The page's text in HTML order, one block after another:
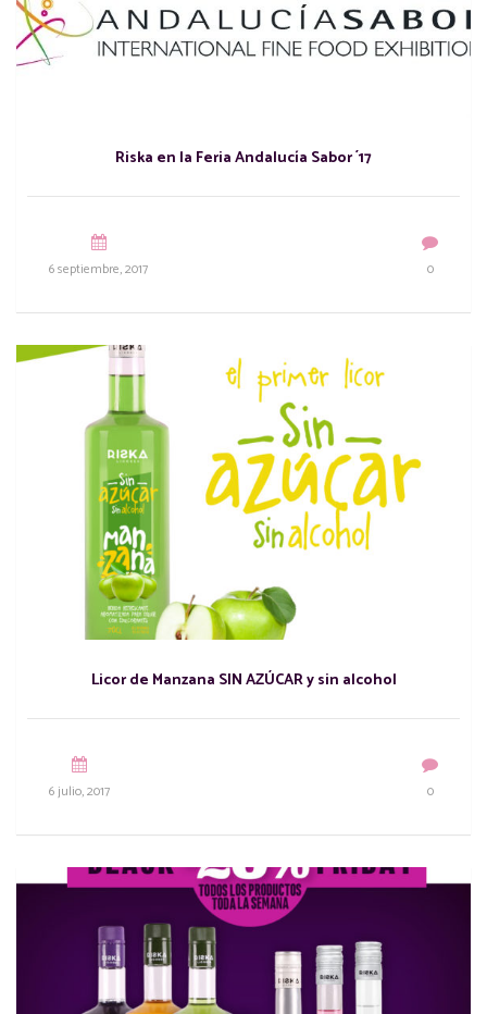
Riska en la Feria Andalucía Sabor ´17
6 septiembre, 2017 0
Licor de Manzana SIN AZÚCAR y sin alcohol
6 julio, 2017 0